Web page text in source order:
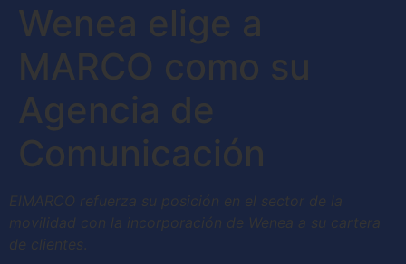
Wenea elige a
MARCO como su
Agencia de
Comunicación
ElMARCO refuerza su posición en el sector de la
movilidad con la incorporación de Wenea a su cartera
de clientes